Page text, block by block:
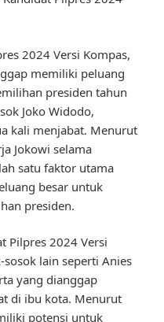
2024 Versi Kompas,
memiliki peluang
presiden tahun
Joko Widodo,
kali menjabat. Menurut
Jokowi selama
satu faktor utama
besar untuk
presiden.
Pilpres 2024 Versi
lain seperti Anies
yang dianggap
di ibu kota. Menurut
potensi untuk